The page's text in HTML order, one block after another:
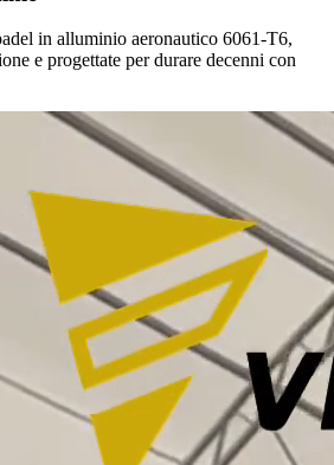
in alluminio aeronautico 6061-T6,
e progettate per durare decenni con